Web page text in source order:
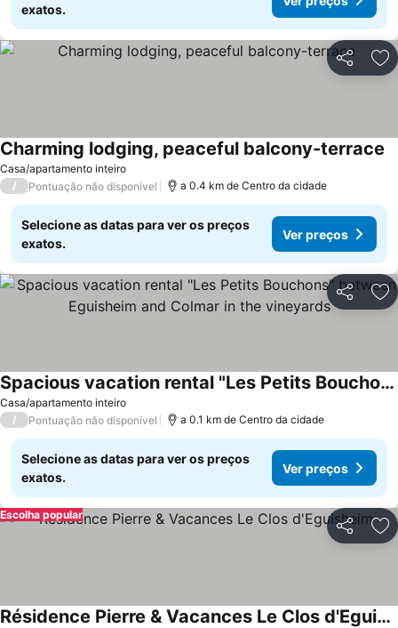
exatos.
Partilhar
Casa/apartamento inteiro
Charming lodging, peaceful balcony-terrace
/ Pontuação não disponível a 0.4 km de Centro da cidade
Selecione as datas para ver os preços
exatos.
Ver preços
Partilhar
Casa/apartamento inteiro
Spacious vacation rental "Les Petits Bouchons" between Eguisheim and Colmar in the vineyards
Ver preços
/ Pontuação não disponível a 0.1 km de Centro da cidade
Selecione as datas para ver os preços
exatos.
Ver preços
Partilhar
Escolha popular
Résidence Pierre & Vacances Le Clos d'Eguisheim